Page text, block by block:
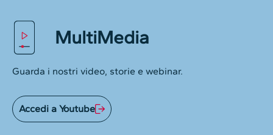
MultiMedia
Guarda i nostri video, storie e webinar.
Accedi a Youtube